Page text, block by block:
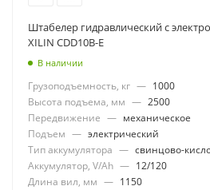
Штабелер гидравлический с
XILIN CDD10B-E
В наличии
Грузоподъемность, кг — 1000
Высота подъема, мм — 2500
Передвижение — механическое
Подъем — электрический
Тип аккумулятора — свинцово-
Аккумулятор, V/Ah — 12/120
Длина вил, мм — 1150